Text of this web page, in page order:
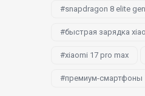
snapdragon 8 elite
быстрая зарядка
xiaomi 17 pro max
премиум-смартфоны